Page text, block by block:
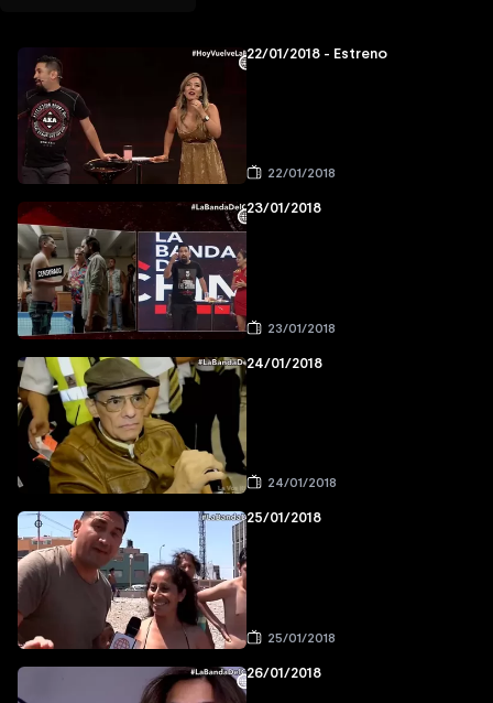
22/01/2018 - Estreno
22/01/2018
23/01/2018
23/01/2018
24/01/2018
24/01/2018
25/01/2018
25/01/2018
26/01/2018